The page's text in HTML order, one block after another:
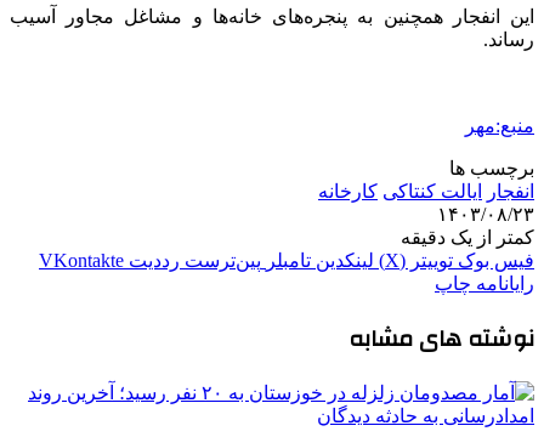
این انفجار همچنین به پنجره‌های خانه‌ها و مشاغل مجاور آسیب
رساند.
منبع:مهر
برچسب ها
انفجار
ایالت کنتاکی کارخانه
۱۴۰۳/۰۸/۲۳
کمتر از یک دقیقه
فیس بوک توییتر (X) لینکدین ‫تامبلر ‫پین‌ترست ‫رددیت ‫VKontakte
رایانامه چاپ
نوشته های مشابه